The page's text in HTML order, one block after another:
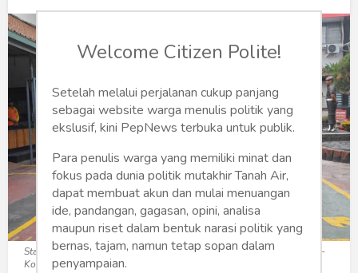
Gaya
Wisata
Wanita
Staf Khusus Menteri Beri Penguatan di Lapas Kelas I Malang untuk se-
Korwil Malang | dokhumaslapasmalang
Welcome Citizen Polite!
Setelah melalui perjalanan cukup panjang
sebagai website warga menulis politik yang
ekslusif, kini PepNews terbuka untuk publik.
Para penulis warga yang memiliki minat dan
fokus pada dunia politik mutakhir Tanah Air,
dapat membuat akun dan mulai menuangan
ide, pandangan, gagasan, opini, analisa
maupun riset dalam bentuk narasi politik yang
bernas, tajam, namun tetap sopan dalam
penyampaian.